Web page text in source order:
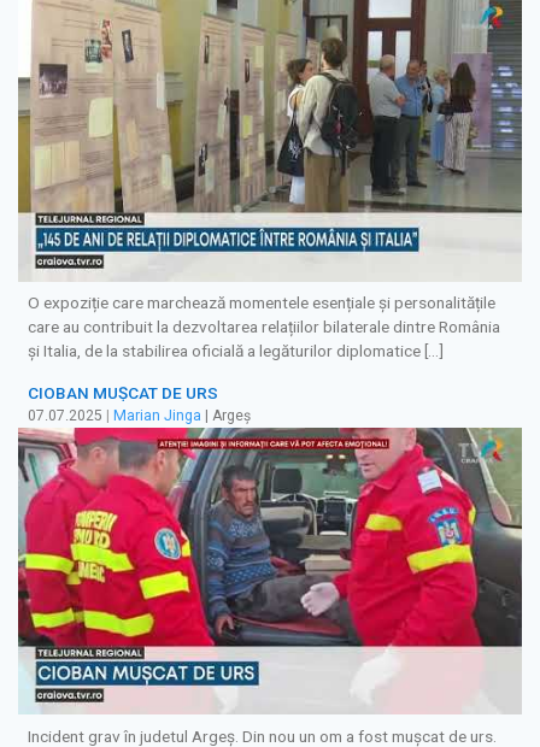
O expoziție care marchează momentele esențiale și personalitățile
care au contribuit la dezvoltarea relațiilor bilaterale dintre România
și Italia, de la stabilirea oficială a legăturilor diplomatice […]
CIOBAN MUȘCAT DE URS
07.07.2025 | Marian Jinga | Argeș
Incident grav în judetul Argeș. Din nou un om a fost mușcat de urs.